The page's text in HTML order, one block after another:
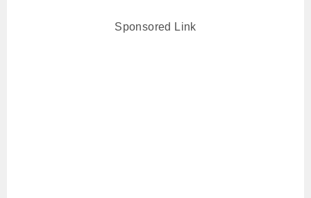
Sponsored Link